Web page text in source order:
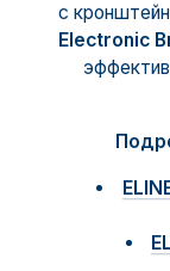
с
Electronic